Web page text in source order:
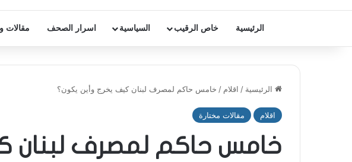
الرئيسية خاص الرقيب السياسية اسرار الصحف مقالات
الرئيسية / اقلام / خامس حاكم لمصرف لبنان كيف يخرج وأين يكون؟
اقلام مقالات مختارة
خامس حاكم لمصرف لبنان